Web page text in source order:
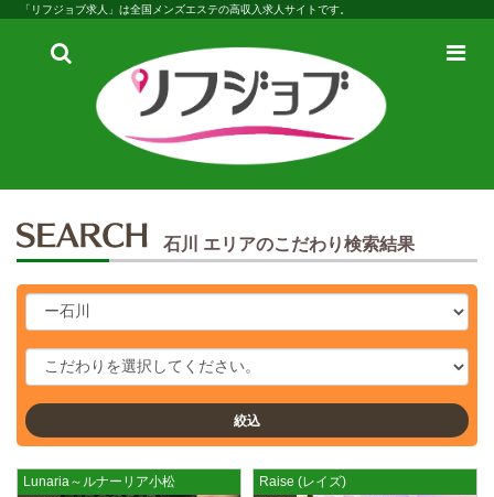
「リフジョブ求人」は全国メンズエステの高収入求人サイトです。
検
メ
石川 エリアのこだわり検索結果
絞込
Lunaria～ルナーリア小松 Raise (レイズ)